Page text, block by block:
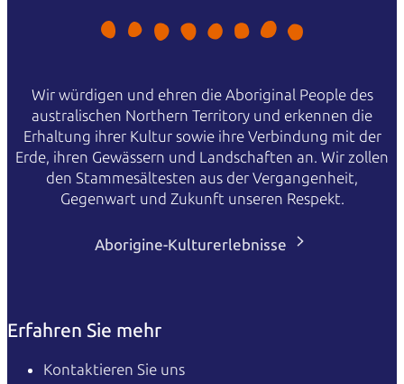
Wir würdigen und ehren die Aboriginal People des
australischen Northern Territory und erkennen die
Erhaltung ihrer Kultur sowie ihre Verbindung mit der
Erde, ihren Gewässern und Landschaften an. Wir zollen
den Stammesältesten aus der Vergangenheit,
Gegenwart und Zukunft unseren Respekt.
Aborigine-Kulturerlebnisse
Erfahren Sie mehr
Kontaktieren Sie uns